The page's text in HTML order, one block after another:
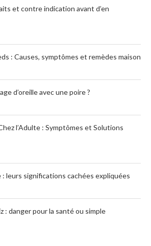
et contre indication avant d’en
: Causes, symptômes et remèdes maison
d’oreille avec une poire ?
l’Adulte : Symptômes et Solutions
leurs significations cachées expliquées
: danger pour la santé ou simple